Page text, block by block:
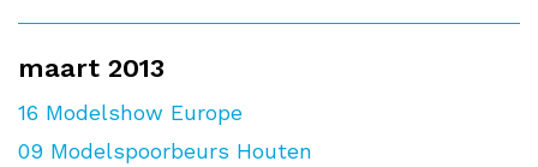
maart 2013
16 Modelshow Europe
09 Modelspoorbeurs Houten